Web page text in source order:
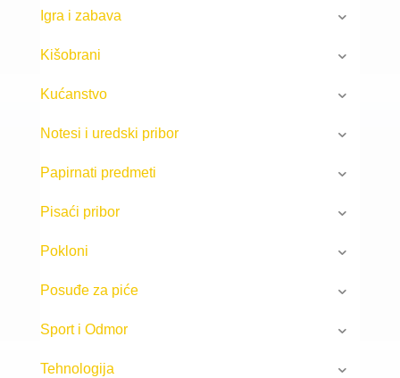
Igra i zabava
Kišobrani
Kućanstvo
Notesi i uredski pribor
Papirnati predmeti
Pisaći pribor
Pokloni
Posuđe za piće
Sport i Odmor
Tehnologija